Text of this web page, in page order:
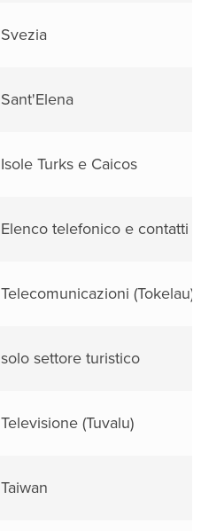
Svezia
Sant'Elena
Isole Turks e Caicos
Elenco telefonico e contatti
Telecomunicazioni (Tokelau)
solo settore turistico
Televisione (Tuvalu)
Taiwan